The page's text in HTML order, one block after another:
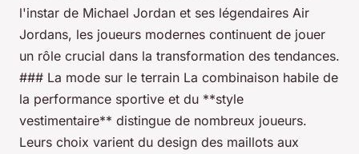
l'instar de Michael Jordan et ses légendaires Air
Jordans, les joueurs modernes continuent de jouer
un rôle crucial dans la transformation des tendances.
### La mode sur le terrain La combinaison habile de
la performance sportive et du **style
vestimentaire** distingue de nombreux joueurs.
Leurs choix varient du design des maillots aux